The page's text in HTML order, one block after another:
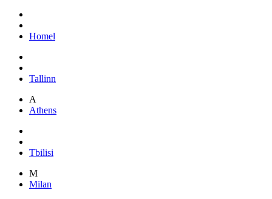
Homel
Tallinn
A
Athens
Tbilisi
M
Milan